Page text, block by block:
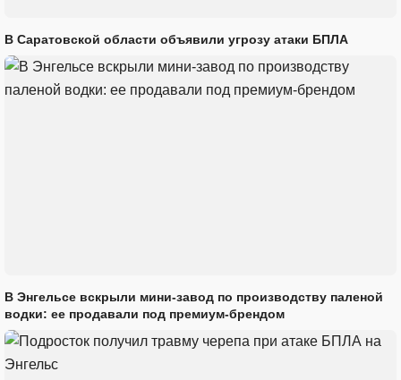
В Саратовской области объявили угрозу атаки БПЛА
В Энгельсе вскрыли мини-завод по производству паленой
водки: ее продавали под премиум-брендом